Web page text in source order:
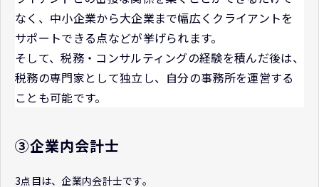
なく、中小企業から大企業まで幅広くクライアントを
サポートできる点などが挙げられます。
そして、税務・コンサルティングの経験を積んだ後は、
税務の専門家として独立し、自分の事務所を運営する
ことも可能です。
③企業内会計士
3点目は、企業内会計士です。